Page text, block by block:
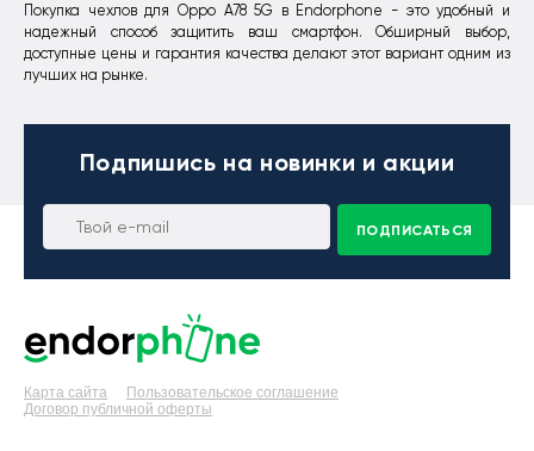
Покупка чехлов для Oppo A78 5G в Endorphone - это удобный и
надежный способ защитить ваш смартфон. Обширный выбор,
доступные цены и гарантия качества делают этот вариант одним из
лучших на рынке.
Подпишись на новинки и акции
ПОДПИСАТЬСЯ
Карта сайта
Пользовательское соглашение
Договор публичной оферты